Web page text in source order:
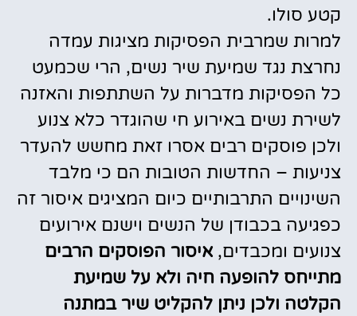
קטע סולו.
למרות שמרבית הפסיקות מציגות עמדה
נחרצת נגד שמיעת שיר נשים, הרי שכמעט
כל הפסיקות מדברות על השתתפות והאזנה
לשירת נשים באירוע חי שהוגדר כלא צנוע
ולכן פוסקים רבים אסרו זאת מחשש להעדר
צניעות – החדשות הטובות הם כי מלבד
השינויים התרבותיים כיום המציגים איסור זה
כפגיעה בכבודן של הנשים וישנם אירועים
צנועים ומכבדים, איסור הפוסקים הרבים
מתייחס להופעה חיה ולא על שמיעת
הקלטה ולכן ניתן להקליט שיר במתנה